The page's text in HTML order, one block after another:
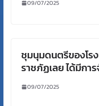
09/07/2025
ชุมนุมดนตรีของโร
ราชภัฏเลย ได้มีกา
09/07/2025